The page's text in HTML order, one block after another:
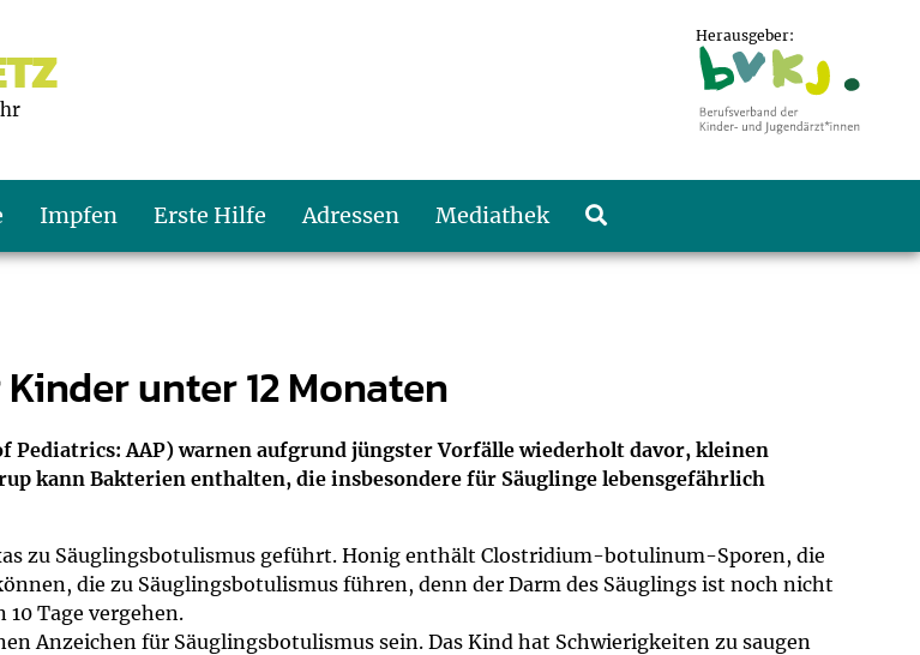
Herausgeber:
Impfen Erste Hilfe Adressen Mediathek
unter 12 Monaten
Pediatrics: AAP) warnen aufgrund jüngster Vorfälle wiederholt davor, kleinen
kann Bakterien enthalten, die insbesondere für Säuglinge lebensgefährlich
zu Säuglingsbotulismus geführt. Honig enthält Clostridium-botulinum-Sporen, die
die zu Säuglingsbotulismus führen, denn der Darm des Säuglings ist noch nicht
Tage vergehen.
Anzeichen für Säuglingsbotulismus sein. Das Kind hat Schwierigkeiten zu saugen